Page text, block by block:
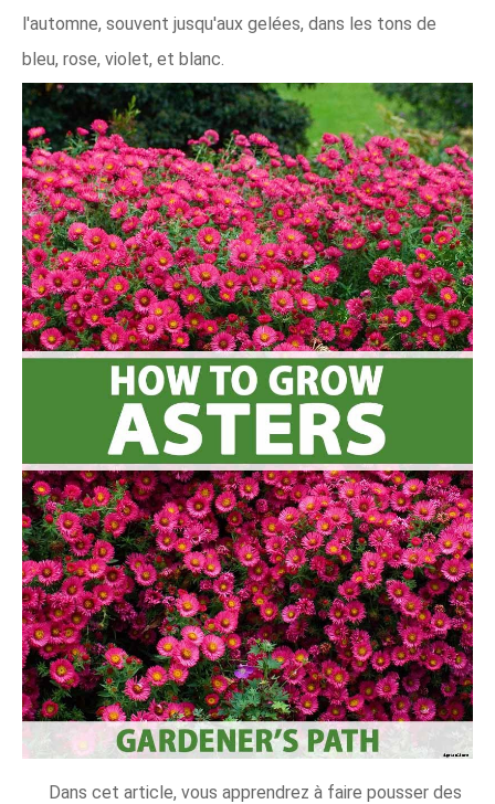
l'automne, souvent jusqu'aux gelées, dans les tons de
bleu, rose, violet, et blanc.
Dans cet article, vous apprendrez à faire pousser des